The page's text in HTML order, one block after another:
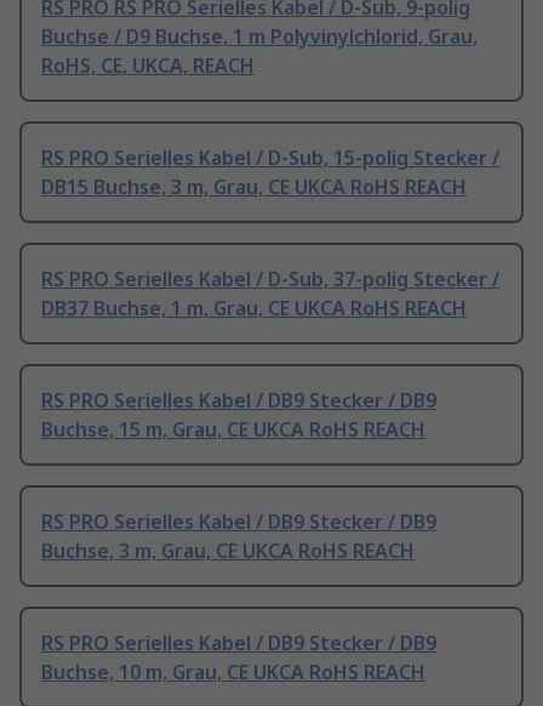
RS PRO RS PRO Serielles Kabel / D-Sub, 9-polig
Buchse / D9 Buchse, 1 m Polyvinylchlorid, Grau,
RoHS, CE, UKCA, REACH
RS PRO Serielles Kabel / D-Sub, 15-polig Stecker /
DB15 Buchse, 3 m, Grau, CE UKCA RoHS REACH
RS PRO Serielles Kabel / D-Sub, 37-polig Stecker /
DB37 Buchse, 1 m, Grau, CE UKCA RoHS REACH
RS PRO Serielles Kabel / DB9 Stecker / DB9
Buchse, 15 m, Grau, CE UKCA RoHS REACH
RS PRO Serielles Kabel / DB9 Stecker / DB9
Buchse, 3 m, Grau, CE UKCA RoHS REACH
RS PRO Serielles Kabel / DB9 Stecker / DB9
Buchse, 10 m, Grau, CE UKCA RoHS REACH